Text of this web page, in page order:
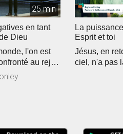
25 min
en tant
Dieu
l'on est
au rejet.
a tout
La
Esprit et toi
Jésus, en
ciel, n'a pas